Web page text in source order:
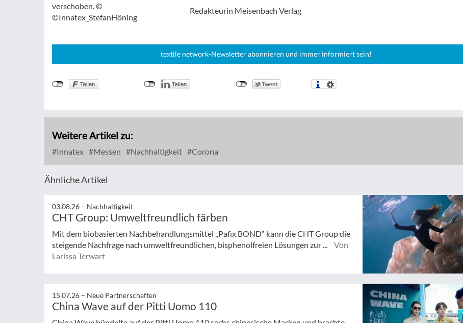
verschoben. ©
©Innatex_StefanHöning
Redakteurin Meisenbach Verlag
textile network-Newsletter abonnieren und immer informiert sein!
Weitere Artikel zu:
Innatex Messen Nachhaltigkeit Corona
Ähnliche Artikel
03.08.26 – Nachhaltigkeit
CHT Group: Umweltfreundlich färben
Mit dem biobasierten Nachbehandlungsmittel „Pafix BOND“ kann die CHT Group die
steigende Nachfrage nach umweltfreundlichen, bisphenolfreien Lösungen zur ...
Von
Larissa Terwart
15.07.26 – Neue Partnerschaften
China Wave auf der Pitti Uomo 110